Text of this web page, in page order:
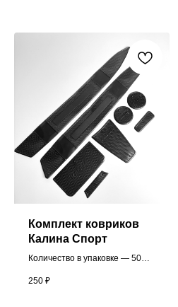
Комплект ковриков
Калина Спорт
Количество в упаковке — 50
Цена указана за 1 комплект.
250 ₽